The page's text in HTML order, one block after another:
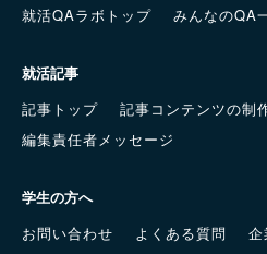
就活QAラボトップ
みんなのQA
就活記事
記事トップ
記事コンテンツの制
編集責任者メッセージ
学生の方へ
お問い合わせ
よくある質問